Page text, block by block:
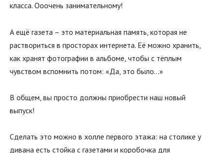
класса. Ооочень занимательному!
А ещё газета – это материальная память, которая не
раствориться в просторах интернета. Её можно хранить,
как хранят фотографии в альбоме, чтобы с тёплым
чувством вспомнить потом: «Да, это было…»
В общем, вы просто должны приобрести наш новый
выпуск!
Сделать это можно в холле первого этажа: на столике у
дивана есть стойка с газетами и коробочка для